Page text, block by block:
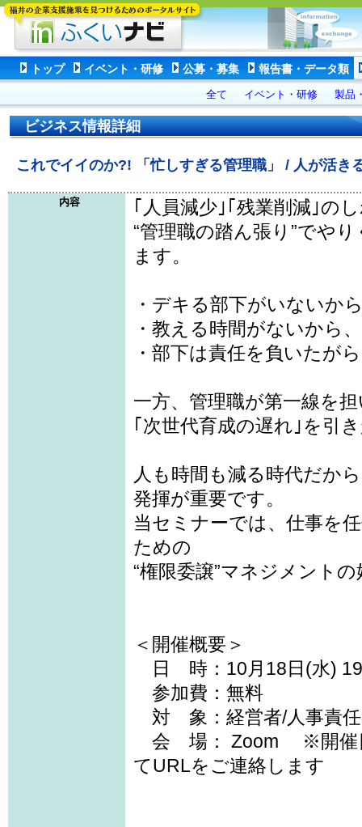
トップ イベント・研修 公募・募集 報告書・データ類
全て イベント・研修 製品
ビジネス情報詳細
これでイイのか?! 「忙しすぎる管理職」 / 人が活き
内容
｢人員減少｣｢残業削減｣の
“管理職の踏ん張り”でや
ます。
・デキる部下がいないか
・教える時間がないから
・部下は責任を負いたが
一方、管理職が第一線を
｢次世代育成の遅れ｣を引
人も時間も減る時代だか
発揮が重要です。
当セミナーでは、仕事を
ための
“権限委譲”マネジメント
＜開催概要＞
日 時：10月18日(水)
参加費：無料
対 象：経営者/人事責任
会 場： Zoom ※開催日
てURLをご連絡します